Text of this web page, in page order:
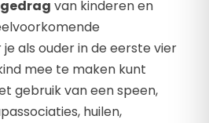
van kinderen en
als ouder in de eerste vier
mee te maken kunt
gebruik van een speen,
huilen,